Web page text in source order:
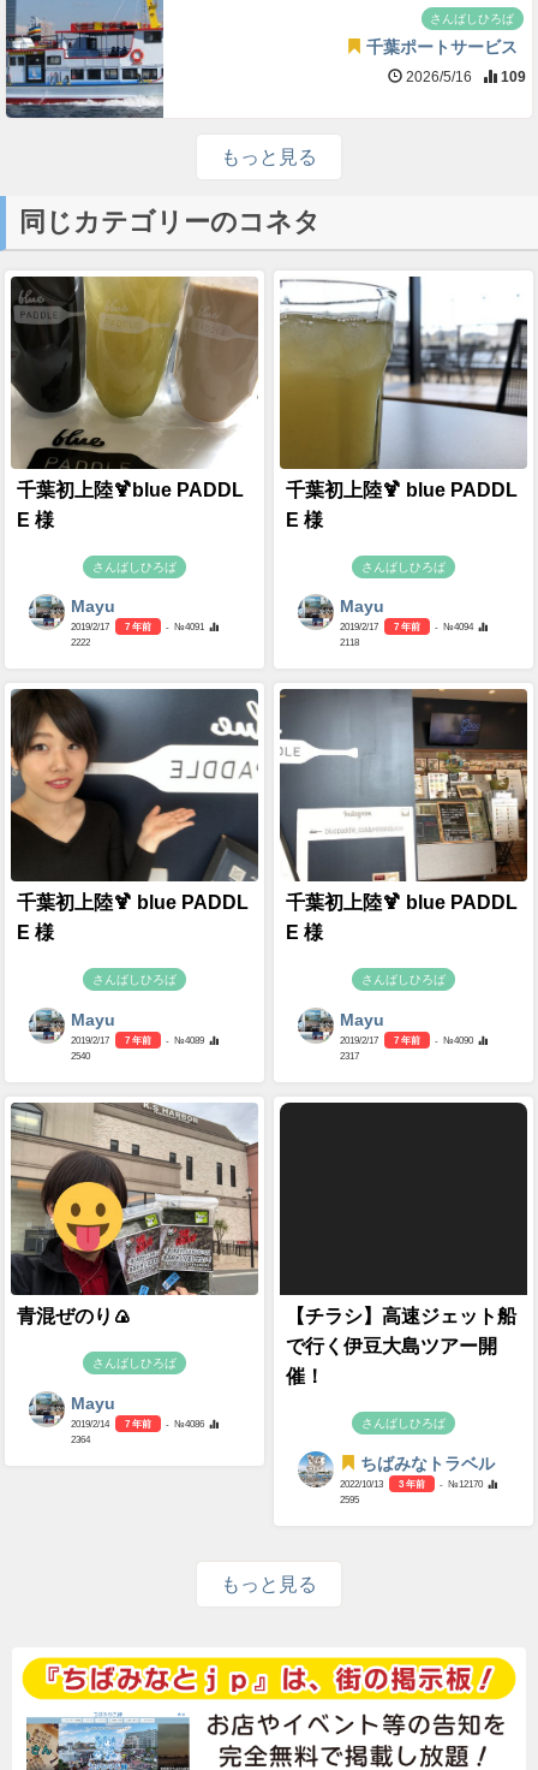
さんばしひろば
千葉ポートサービス
2026/5/16 109
もっと見る
同じカテゴリーのコネタ
千葉初上陸🍹blue PADDL
E 様
さんばしひろば
Mayu
2019/2/17 7 年前
- №4091
2222
千葉初上陸🍹 blue PADDL
E 様
さんばしひろば
Mayu
2019/2/17 7 年前
- №4094
2118
千葉初上陸🍹 blue PADDL
E 様
さんばしひろば
Mayu
2019/2/17 7 年前
- №4089
2540
千葉初上陸🍹 blue PADDL
E 様
さんばしひろば
Mayu
2019/2/17 7 年前
- №4090
2317
青混ぜのり🍙
さんばしひろば
Mayu
2019/2/14 7 年前
- №4086
2364
【チラシ】高速ジェット船
で行く伊豆大島ツアー開
催！
さんばしひろば
ちばみなトラベル
2022/10/13 3 年前
- №12170
2595
もっと見る